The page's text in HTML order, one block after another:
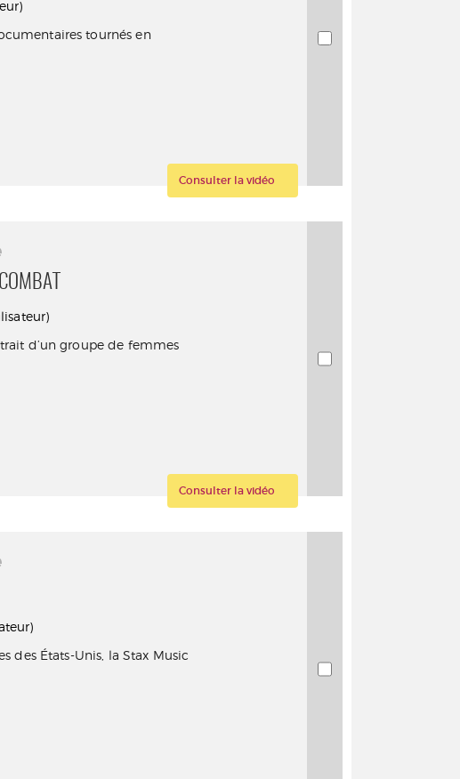
tournés en
Consulter la vidéo
d’un groupe de femmes
Consulter la vidéo
des États-Unis, la Stax Music